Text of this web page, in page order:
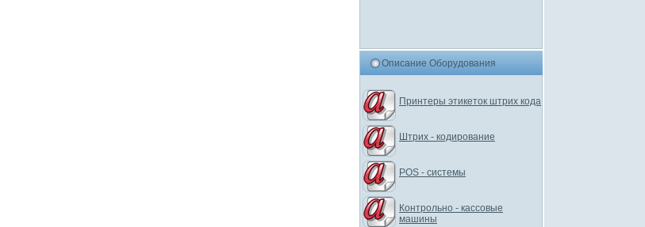
Описание Оборудования
Принтеры этикеток штрих кода
Штрих - кодирование
POS - системы
Контрольно - кассовые
машины